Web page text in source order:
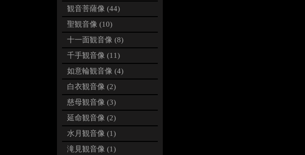
観音菩薩像 (44)
聖観音像 (10)
十一面観音像 (8)
千手観音像 (11)
如意輪観音像 (4)
白衣観音像 (2)
慈母観音像 (3)
延命観音像 (2)
水月観音像 (1)
滝見観音像 (1)